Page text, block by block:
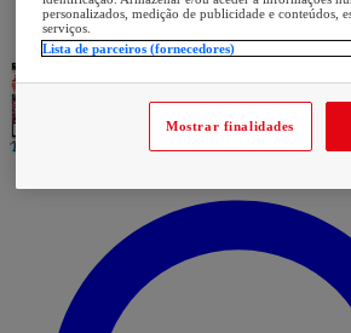
personalizados, medição de publicidade e conteúdos,
serviços.
Lista de parceiros (fornecedores)
Mostrar finalidades